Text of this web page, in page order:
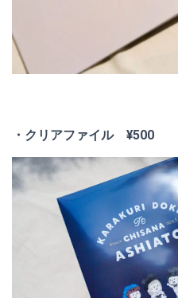
・クリアファイル ¥500